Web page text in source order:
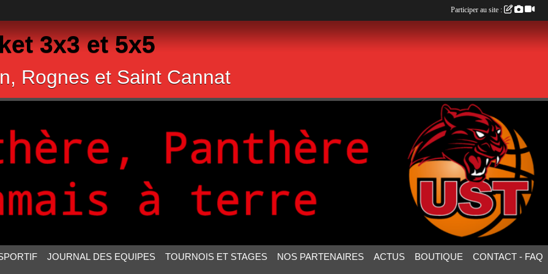
3x3 et 5x5
Rognes et Saint Cannat
JOURNAL DES EQUIPES TOURNOIS ET STAGES NOS PARTENAIRES ACTUS BOUTIQUE CONTACT - FAQ
Participer au site :